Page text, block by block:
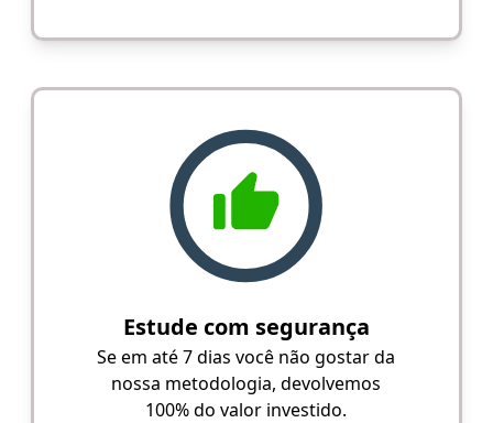
Estude com segurança
Se em até 7 dias você não gostar da
nossa metodologia, devolvemos
100% do valor investido.